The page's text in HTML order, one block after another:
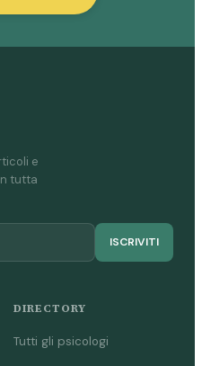
e
tutta
ISCRIVITI
DIRECTORY
Tutti gli psicologi